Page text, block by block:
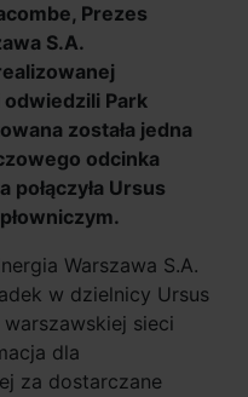
Prezes
S.A.
Park
została jedna
odcinka
Ursus
Warszawa S.A.
w dzielnicy Ursus
sieci
dla
za dostarczane